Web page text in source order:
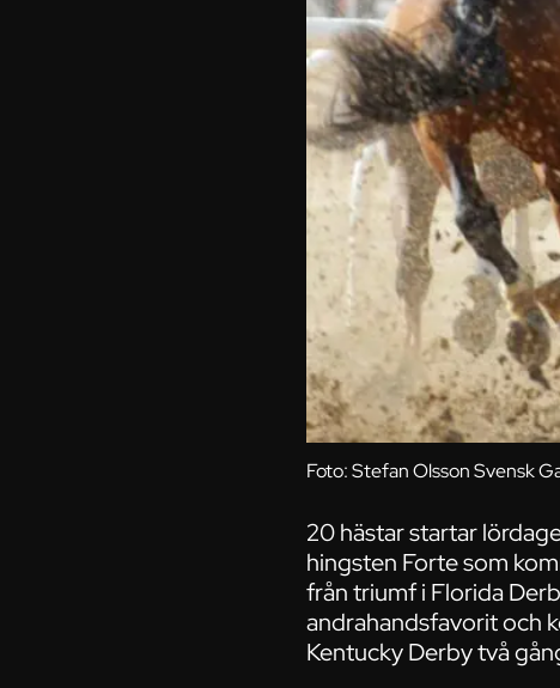
Foto: Stefan Olsson Svensk
20 hästar startar
hingsten Forte som
från triumf i Florida
andrahandsfavorit och
Kentucky Derby två